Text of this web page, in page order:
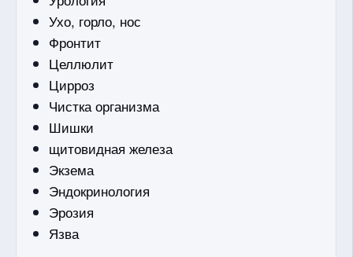
Ухо, горло, нос
Фронтит
Целлюлит
Цирроз
Чистка организма
Шишки
щитовидная железа
Экзема
Эндокринология
Эрозия
Язва